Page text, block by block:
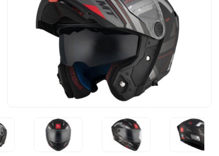
Електротранспорт
Екіпіювання
Запчастини
Аксесуари